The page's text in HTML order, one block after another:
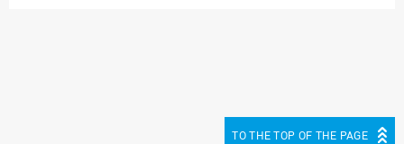
TO THE TOP OF THE PAGE